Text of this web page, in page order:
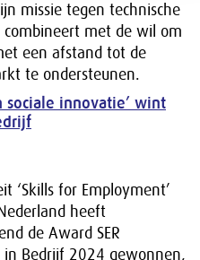
missie tegen technische
combineert met de wil om
een afstand tot de
te ondersteunen.
sociale innovatie’ wint
‘Skills for Employment’
heeft
de Award SER
in Bedrijf 2024 gewonnen,